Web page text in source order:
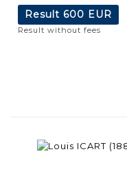
Result 600 EUR
Result without fees